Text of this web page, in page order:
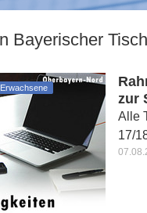
Bayerischer
zur
Alle
17/